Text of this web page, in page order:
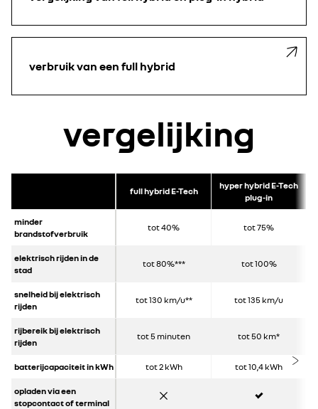
verbruik van een full hybrid
vergelijking
full hybrid E-Tech
hyper hybrid E-Tech
plug-in
minder
brandstofverbruik
tot 40% tot 75%
elektrisch rijden in de
stad
tot 80%*** tot 100%
snelheid bij elektrisch
rijden
tot 130 km/u** tot 135 km/u
rijbereik bij elektrisch
rijden
tot 5 minuten tot 50 km*
batterijcapaciteit in kWh tot 2 kWh tot 10,4 kWh
opladen via een
stopcontact of terminal